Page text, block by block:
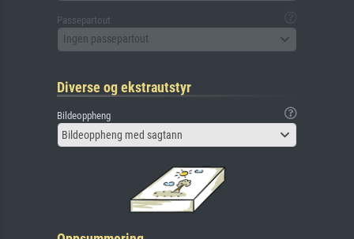
Passepartout
Ingen passepartout
Diverse og ekstrautstyr
Bildeoppheng
Bildeoppheng med sagtann